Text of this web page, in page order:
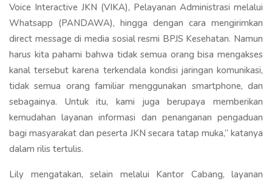
Voice Interactive JKN (VIKA), Pelayanan Administrasi melalui
Whatsapp (PANDAWA), hingga dengan cara mengirimkan
direct message di media sosial resmi BPJS Kesehatan. Namun
harus kita pahami bahwa tidak semua orang bisa mengakses
kanal tersebut karena terkendala kondisi jaringan komunikasi,
tidak semua orang familiar menggunakan smartphone, dan
sebagainya. Untuk itu, kami juga berupaya memberikan
kemudahan layanan informasi dan penanganan pengaduan
bagi masyarakat dan peserta JKN secara tatap muka,” katanya
dalam rilis tertulis.
Lily mengatakan, selain melalui Kantor Cabang, layanan